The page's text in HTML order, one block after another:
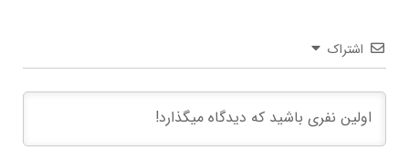
اشتراک